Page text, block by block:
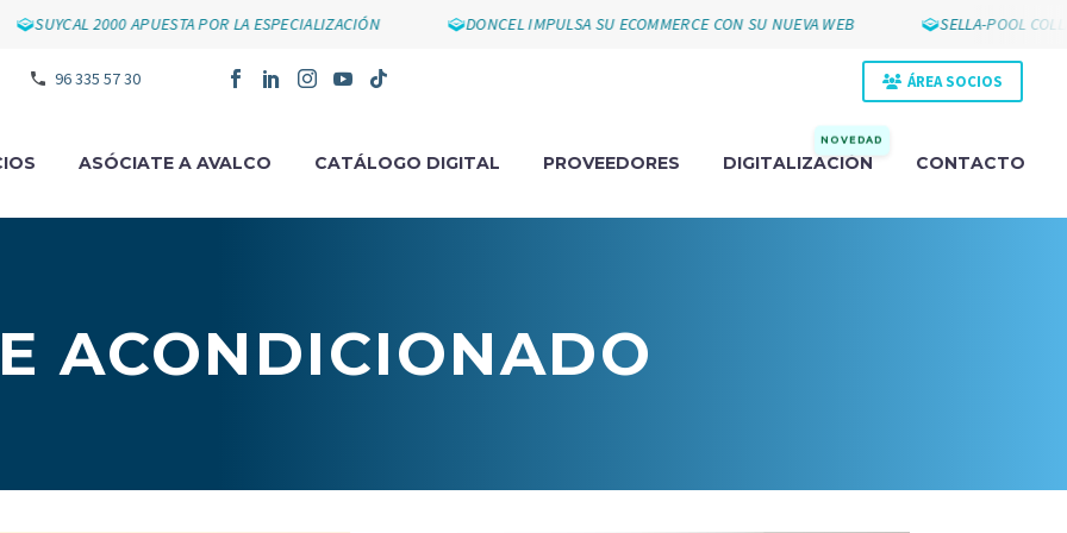
2000 APUESTA POR LA ESPECIALIZACIÓN DONCEL IMPULSA SU ECOMMERCE CON SU NUEVA WEB SELLA-POOL COLLAK
96 335 57 30 ÁREA SOCIOS
ASÓCIATE A AVALCO CATÁLOGO DIGITAL PROVEEDORES DIGITALIZACIÓN
NOVEDAD
CONTACTO
ACONDICIONADO